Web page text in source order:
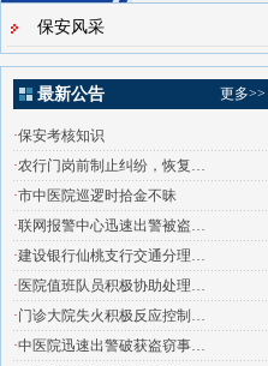
保安风采
最新公告 更多>>
·保安考核知识
·农行门岗前制止纠纷，恢复…
·市中医院巡逻时拾金不昧
·联网报警中心迅速出警被盗…
·建设银行仙桃支行交通分理…
· 医院值班队员积极协助处理…
·门诊大院失火积极反应控制…
·中医院迅速出警破获盗窃事…